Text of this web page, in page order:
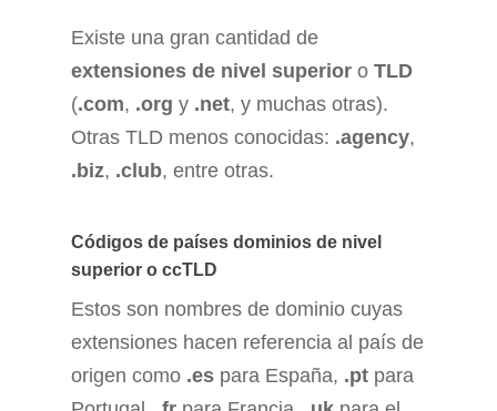
Existe una gran cantidad de
extensiones de nivel superior o TLD
(.com, .org y .net, y muchas otras).
Otras TLD menos conocidas: .agency,
.biz, .club, entre otras.
Códigos de países dominios de nivel
superior o ccTLD
Estos son nombres de dominio cuyas
extensiones hacen referencia al país de
origen como .es para España, .pt para